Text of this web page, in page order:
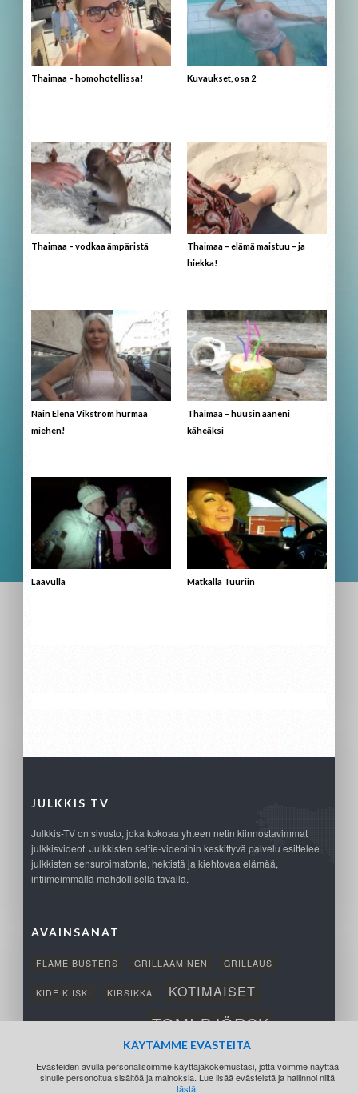
Thaimaa – homohotellissa! Kuvaukset, osa 2
Thaimaa – vodkaa ämpäristä
Thaimaa – elämä maistuu – ja
hiekka!
Näin Elena Vikström hurmaa
miehen!
Thaimaa – huusin ääneni
käheäksi
Laavulla Matkalla Tuuriin
JULKKIS TV
Julkkis-TV on sivusto, joka kokoaa yhteen netin kiinnostavimmat
julkkisvideot. Julkkisten selfie-videoihin keskittyvä palvelu esittelee
julkkisten sensuroimatonta, hektistä ja kiehtovaa elämää,
intiimeimmällä mahdollisella tavalla.
AVAINSANAT
FLAME BUSTERS GRILLAAMINEN GRILLAUS
KIDE KIISKI KIRSIKKA KOTIMAISET
TOMI BJÖRCK
KÄYTÄMME EVÄSTEITÄ
Evästeiden avulla personalisoimme käyttäjäkokemustasi, jotta voimme näyttää
sinulle personoitua sisältöä ja mainoksia. Lue lisää evästeistä ja hallinnoi niitä
tästä.